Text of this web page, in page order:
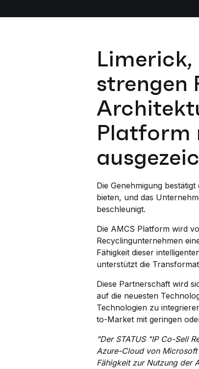
Limerick,
strengen
Platform
Die Genehmigung
bieten, und das
beschleunigt.
Die AMCS Platform wird
Recyclingunternehmen
Fähigkeit dieser
unterstützt die
Diese Partnerschaft wird
auf die neuesten
Technologien zu
to-Market mit geringen
"Der STATUS "IP Co-Sell
Azure-Cloud von
Fähigkeit zur Nutzung der